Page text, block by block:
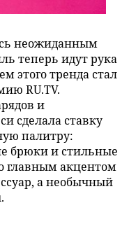
неожиданным
теперь идут рука
этого тренда стал
RU.TV.
и
сделала ставку
палитру:
брюки и стильные
главным акцентом
а необычный